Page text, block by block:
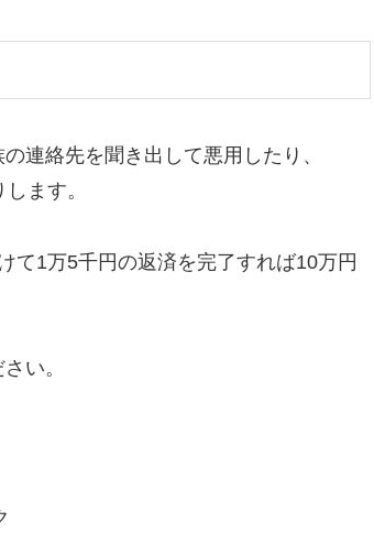
連絡先を聞き出して悪用したり、
ます。
て1万5千円の返済を完了すれば10万円
い。